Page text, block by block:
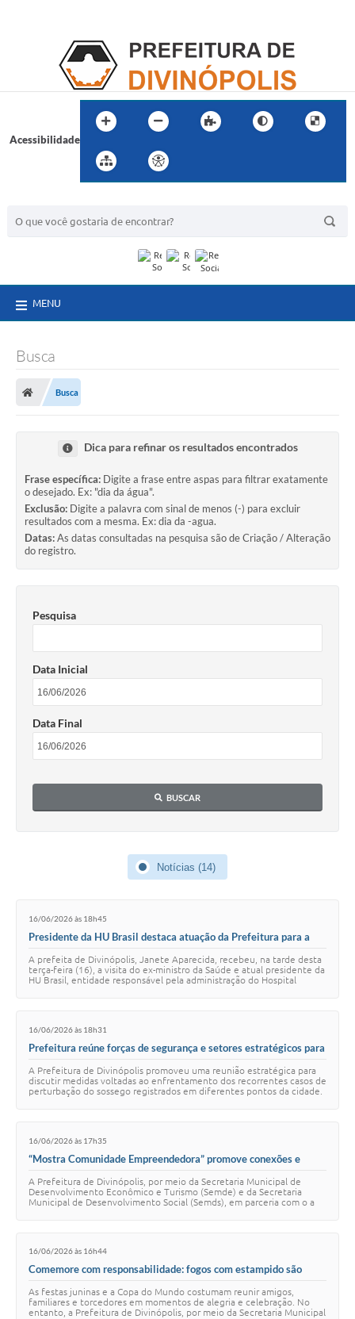
Acessibilidade
MENU
Busca
Busca
Dica para refinar os resultados encontrados
Frase específica: Digite a frase entre aspas para filtrar exatamente
o desejado. Ex: "dia da água".
Exclusão: Digite a palavra com sinal de menos (-) para excluir
resultados com a mesma. Ex: dia da -agua.
Datas:As datas consultadas na pesquisa são de Criação / Alteração
do registro.
Pesquisa
Data Inicial
Data Final
BUSCAR
Notícias (14)
16/06/2026 às 18h45
Presidente da HU Brasil destaca atuação da Prefeitura para a
A prefeita de Divinópolis, Janete Aparecida, recebeu, na tarde desta
terça-feira (16), a visita do ex-ministro da Saúde e atual presidente da
HU Brasil, entidade responsável pela administração do Hospital
16/06/2026 às 18h31
Prefeitura reúne forças de segurança e setores estratégicos para
A Prefeitura de Divinópolis promoveu uma reunião estratégica para
discutir medidas voltadas ao enfrentamento dos recorrentes casos de
perturbação do sossego registrados em diferentes pontos da cidade.
16/06/2026 às 17h35
“Mostra Comunidade Empreendedora” promove conexões e
A Prefeitura de Divinópolis, por meio da Secretaria Municipal de
Desenvolvimento Econômico e Turismo (Semde) e da Secretaria
Municipal de Desenvolvimento Social (Semds), em parceria com o a
16/06/2026 às 16h44
Comemore com responsabilidade: fogos com estampido são
As festas juninas e a Copa do Mundo costumam reunir amigos,
familiares e torcedores em momentos de alegria e celebração. No
entanto, a Prefeitura de Divinópolis, por meio da Secretaria Municipal